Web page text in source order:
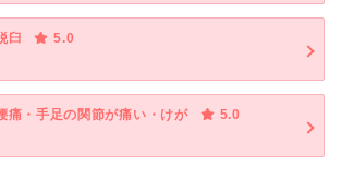
臼
5.0
痛・手足の関節が痛い・けが
5.0